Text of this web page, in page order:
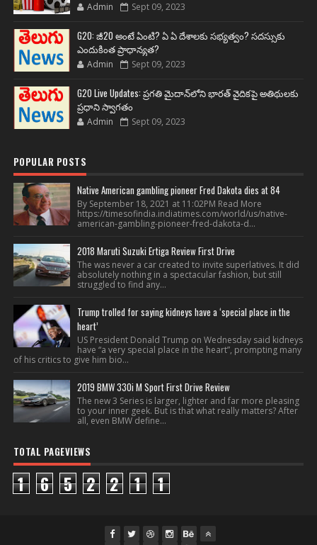
Admin Sept 09, 2023
G20: జీ20 అంటే ఏంటి? ఏ ఏ దేశాలకు సభ్యత్వం? సదస్సుకు
ఎందుకింత ప్రాధాన్యత?
Admin Sept 09, 2023
G20 Live Updates: ప్రగతి మైదాన్‌లోని భారత్ వైదికపై అతిథులకు
ప్రధాని స్వాగతం
Admin Sept 09, 2023
POPULAR POSTS
Native American gambling pioneer Fred Dakota dies at 84
By September 18, 2021 at 11:02PM Read More
https://timesofindia.indiatimes.com/world/us/native-
american-gambling-pioneer-fred-dakota-d...
2018 Maruti Suzuki Ertiga Review First Drive
The was never a car created to invite superlatives. It did
absolutely nothing in a spectacular fashion, but still
struggled to find any...
Trump trolled for saying kidneys have a ‘special place in the
heart’
US President Donald Trump on Wednesday said kidneys
have “a very special place in the heart”, prompting many
of his critics to give him bio...
2019 BMW 330i M Sport First Drive Review
The new 3 Series is larger, lighter and far more pleasing
to your inner geek. But is that what really matters? After
all, even BMW define...
TOTAL PAGEVIEWS
1 6 5 2 2 1 1